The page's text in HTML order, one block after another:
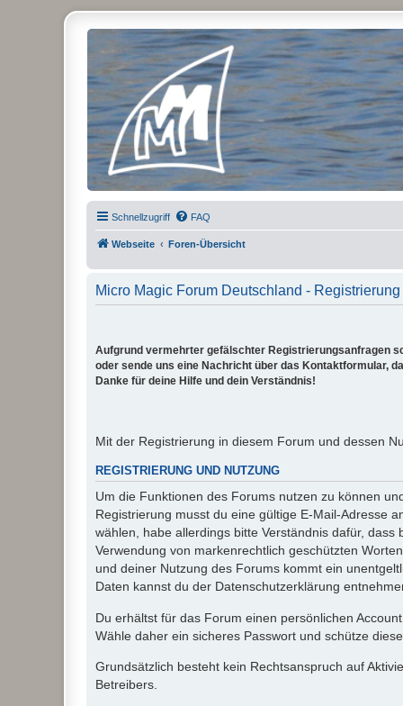
Micro Magic Forum Deutschland
Schnellzugriff FAQ
Webseite Foren-Übersicht
Micro Magic Forum Deutschland - Registrierung
Aufgrund vermehrter gefälschter Registrierungsanfragen
oder sende uns eine Nachricht über das Kontaktformular,
Danke für deine Hilfe und dein Verständnis!
Mit der Registrierung in diesem Forum und dessen
REGISTRIERUNG UND NUTZUNG
Um die Funktionen des Forums nutzen zu können
Registrierung musst du eine gültige E-Mail-Adresse
wählen, habe allerdings bitte Verständnis dafür,
Verwendung von markenrechtlich geschützten
und deiner Nutzung des Forums kommt ein
Daten kannst du der Datenschutzerklärung
Du erhältst für das Forum einen persönlichen
Wähle daher ein sicheres Passwort und schütze
Grundsätzlich besteht kein Rechtsanspruch auf
Betreibers.